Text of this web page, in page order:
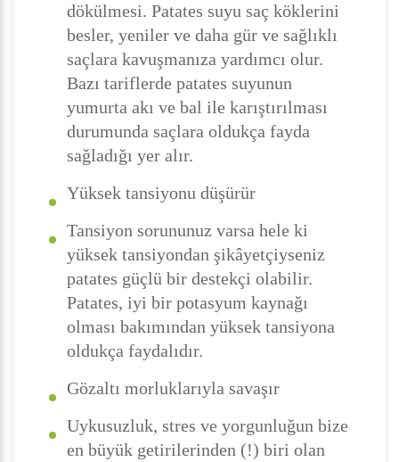
dökülmesi. Patates suyu saç köklerini
besler, yeniler ve daha gür ve sağlıklı
saçlara kavuşmanıza yardımcı olur.
Bazı tariflerde patates suyunun
yumurta akı ve bal ile karıştırılması
durumunda saçlara oldukça fayda
sağladığı yer alır.
Yüksek tansiyonu düşürür
Tansiyon sorununuz varsa hele ki
yüksek tansiyondan şikâyetçiyseniz
patates güçlü bir destekçi olabilir.
Patates, iyi bir potasyum kaynağı
olması bakımından yüksek tansiyona
oldukça faydalıdır.
Gözaltı morluklarıyla savaşır
Uykusuzluk, stres ve yorgunluğun bize
en büyük getirilerinden (!) biri olan